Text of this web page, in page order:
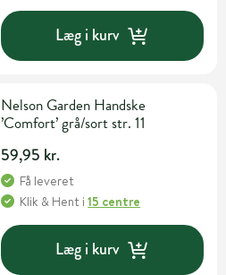
Læg i kurv
Nelson Garden Handske
’Comfort’ grå/sort str. 11
59,95 kr.
Få leveret
Klik & Hent i15 centre
Læg i kurv